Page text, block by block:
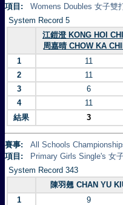
項目:
Womens Doubles 女子雙
System Record 5
江鎧澄 KONG HOI
周嘉晴 CHOW KA
1
11
2
11
3
6
4
11
結果
3
賽事:
All Schools
項目:
Primary Girls Single's 女
System Record 343
陳羽翹 CHAN YU
1
9